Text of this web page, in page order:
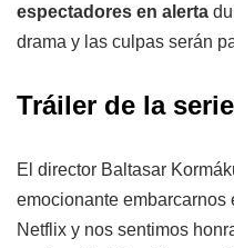
espectadores en alerta
drama y las culpas serán
Tráiler de la
El director Baltasar
emocionante embarcarnos
Netflix y nos sentimos